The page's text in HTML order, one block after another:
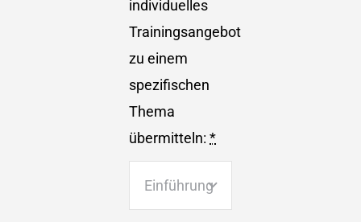
individuelles
Trainingsangebot
zu einem
spezifischen
Thema
übermitteln: *